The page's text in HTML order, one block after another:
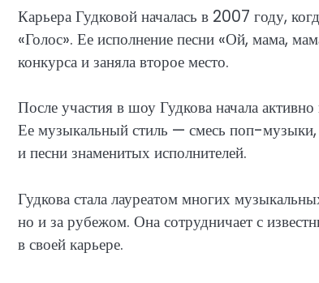
Карьера Гудковой началась в 2007 году,
«Голос». Ее исполнение песни «Ой, мама,
конкурса и заняла второе место.
После участия в шоу Гудкова начала
Ее музыкальный стиль — смесь поп-музыки,
и песни знаменитых исполнителей.
Гудкова стала лауреатом многих
но и за рубежом. Она сотрудничает с
в своей карьере.